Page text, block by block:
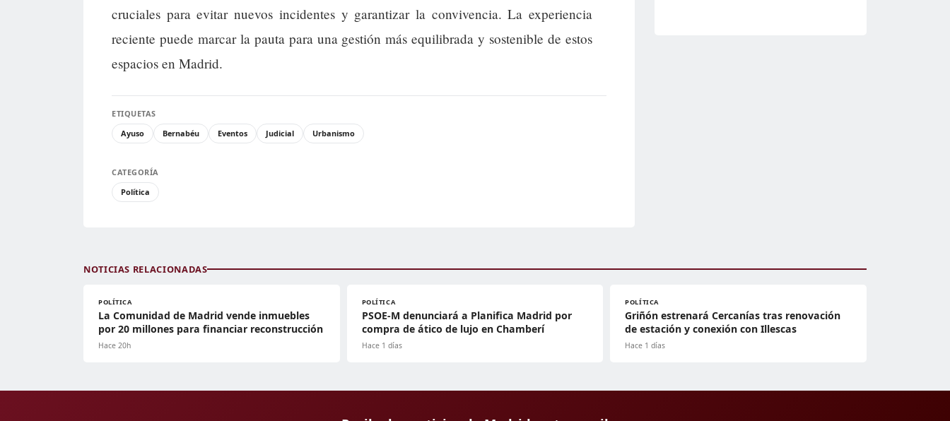
cruciales para evitar nuevos incidentes y garantizar la convivencia. La experiencia
reciente puede marcar la pauta para una gestión más equilibrada y sostenible de estos
espacios en Madrid.
ETIQUETAS
Ayuso
Bernabéu Eventos Judicial Urbanismo
CATEGORÍA
Política
NOTICIAS RELACIONADAS
POLÍTICA
La Comunidad de Madrid vende inmuebles
por 20 millones para financiar reconstrucción
Hace 20h
POLÍTICA
PSOE-M denunciará a Planifica Madrid por
compra de ático de lujo en Chamberí
Hace 1 días
POLÍTICA
Griñón estrenará Cercanías tras renovación
de estación y conexión con Illescas
Hace 1 días